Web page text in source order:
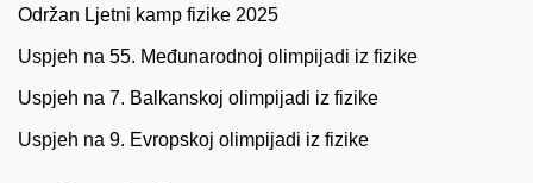
Održan Ljetni kamp fizike 2025
Uspjeh na 55. Međunarodnoj olimpijadi iz fizike
Uspjeh na 7. Balkanskoj olimpijadi iz fizike
Uspjeh na 9. Evropskoj olimpijadi iz fizike